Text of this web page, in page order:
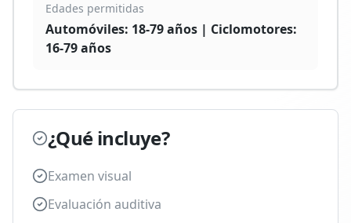
Edades permitidas
Automóviles: 18-79 años | Ciclomotores:
16-79 años
¿Qué incluye?
Examen visual
Evaluación auditiva